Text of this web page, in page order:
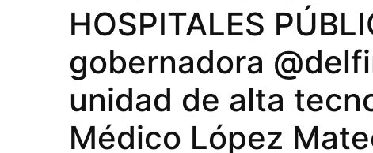
HOSPITALES
gobernadora
unidad de alta
Médico López